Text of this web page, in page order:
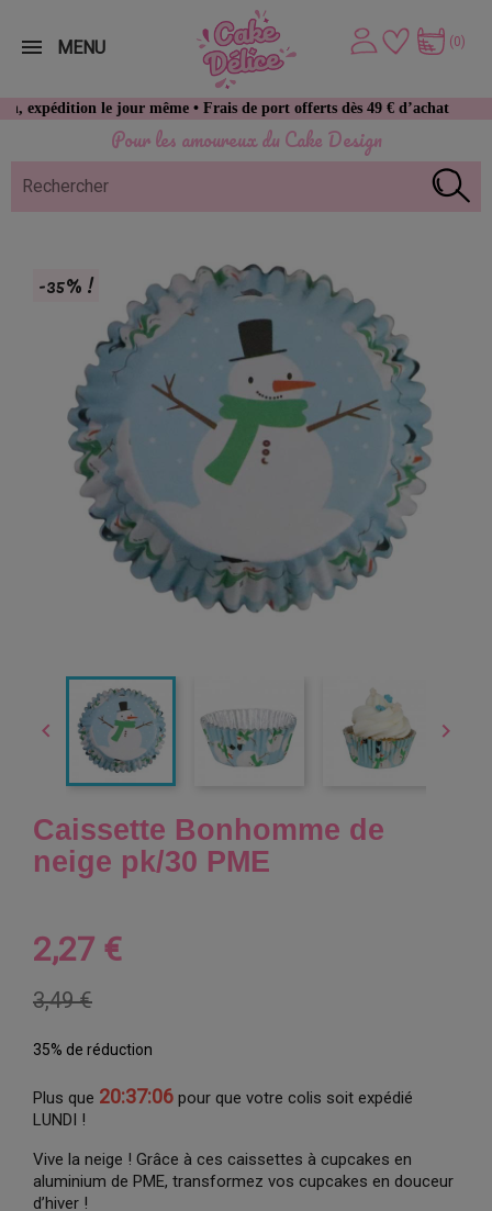
Pour les amoureux du Cake Design
le jour même • Frais de port offerts dès 49 € d’achat
(0)
MENU
-35% !
 
Caissette Bonhomme de
neige pk/30 PME
2,27 €
3,49 €
35% de réduction
Plus que 20:37:06 pour que votre colis soit expédié
LUNDI !
Vive la neige ! Grâce à ces caissettes à cupcakes en
aluminium de PME, transformez vos cupcakes en douceur
d’hiver !